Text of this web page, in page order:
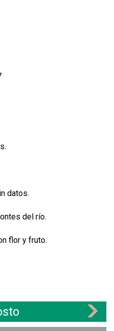
datos.
del río.
flor y fruto.